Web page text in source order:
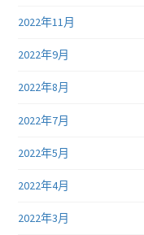
2022年11月
2022年9月
2022年8月
2022年7月
2022年5月
2022年4月
2022年3月